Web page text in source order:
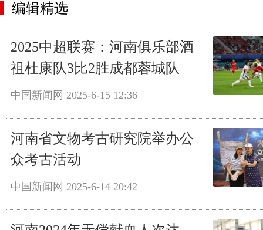
编辑精选
2025中超联赛：河南俱乐部酒
祖杜康队3比2胜成都蓉城队
中国新闻网 2025-6-15 12:36
河南省文物考古研究院举办公
众考古活动
中国新闻网 2025-6-14 20:42